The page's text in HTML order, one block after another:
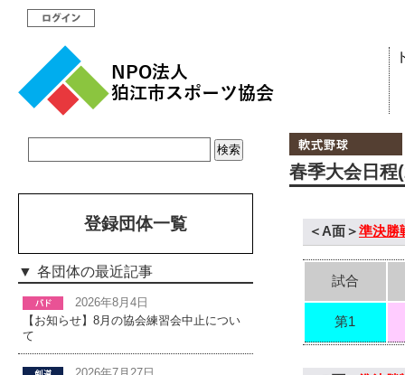
春季大会日程
＜A面＞準決勝
試合
第1
登録団体一覧
各団体の最近記事
2026年8月4日
【お知らせ】8月の協会練習会中止につい
て